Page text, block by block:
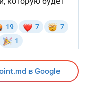
в Google